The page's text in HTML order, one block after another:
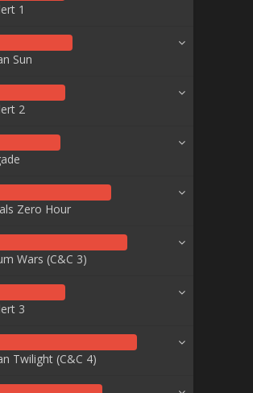
1
Sun
2
Zero Hour
Wars (C&C 3)
3
Twilight (C&C 4)